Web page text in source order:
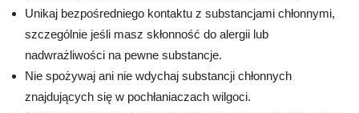
Unikaj bezpośredniego kontaktu z substancjami chłonnymi,
szczególnie jeśli masz skłonność do alergii lub
nadwrażliwości na pewne substancje.
Nie spożywaj ani nie wdychaj substancji chłonnych
znajdujących się w pochłaniaczach wilgoci.